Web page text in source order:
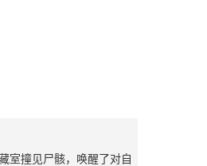
室撞见尸骸，唤醒了对自